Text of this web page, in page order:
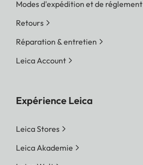
Modes d'expédition et de réglement
Retours
Réparation & entretien
Leica Account
Expérience Leica
Leica Stores
Leica Akademie